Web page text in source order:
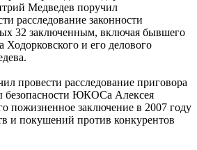
Медведев поручил
расследование законности
32 заключенным, включая бывшего
и его делового
провести расследование приговора
безопасности ЮКОСа Алексея
пожизненное заключение в 2007 году
и покушений против конкурентов